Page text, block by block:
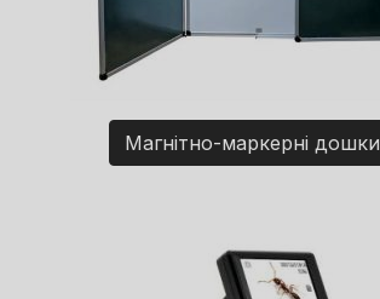
Магнітно-маркерні дошки